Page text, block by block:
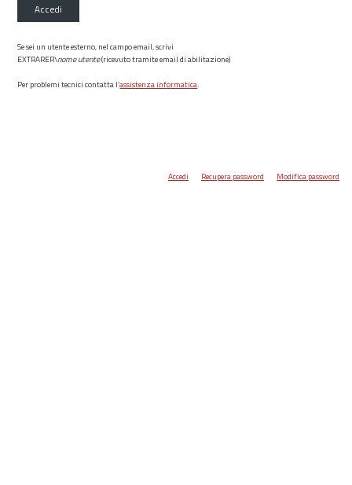
Accedi
Se sei un utente esterno, nel campo email, scrivi
EXTRARER\nome utente(ricevuto tramite email di abilitazione)
Per problemi tecnici contatta l’assistenza informatica.
Accedi Recupera password Modifica password